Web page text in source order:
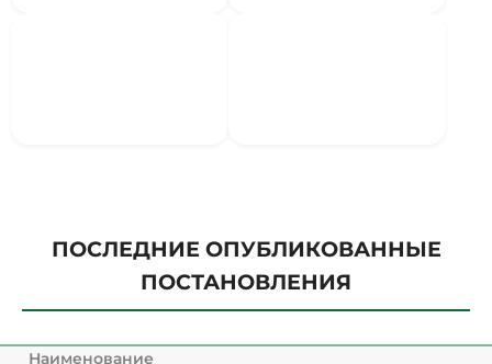
ПОСЛЕДНИЕ ОПУБЛИКОВАННЫЕ
ПОСТАНОВЛЕНИЯ
Наименование